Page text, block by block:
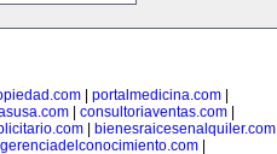
| portalmedicina.com|
| consultoriaventas.com|
|
bienesraicesenalquiler.com
gerenciadelconocimiento.com|